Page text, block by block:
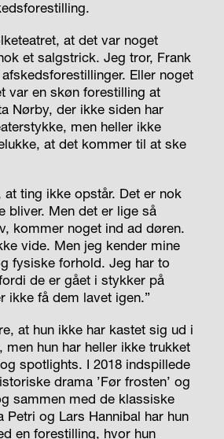
at det var noget
et salgstrick. Jeg tror, Frank
Eller noget
var en skøn forestilling at
Nørby, der ikke siden har
men heller ikke
at det kommer til at ske
at ting ikke opstår. Det er nok
bliver. Men det er lige så
kommer noget ind ad døren.
vide. Men jeg kender mine
fysiske forhold. Jeg har to
de er gået i stykker på
ikke få dem lavet igen.”
at hun ikke har kastet sig ud i
men hun har heller ikke trukket
spotlights. I 2018 indspillede
drama ’Før frosten’ og
sammen med de klassiske
Petri og Lars Hannibal har hun
en forestilling, hvor hun